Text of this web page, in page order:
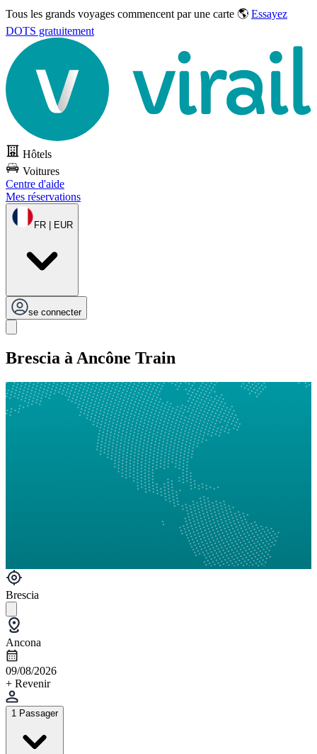
Tous les grands voyages commencent par une carte 🌎 Essayez
DOTS gratuitement
Hôtels
Voitures
Centre d'aide
Mes réservations
FR | EUR
se connecter
Brescia à Ancône Train
Brescia
Ancona
09/08/2026
+ Revenir
1 Passager